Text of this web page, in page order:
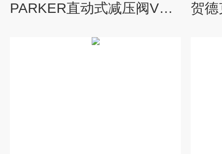
PARKER直动式减压阀VM系列技术介绍